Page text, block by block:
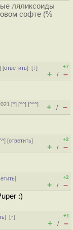
ляликсоиды
софте (%
] [ответить][↓]
+7
+ / –
[^] [^^] [^^^]
+ / –
] [ответить]
+2
+ / –
]
+2
+ / –
:)
][↑]
+1
+ / –